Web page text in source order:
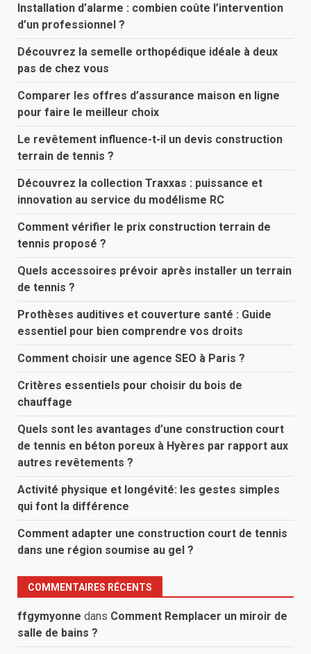
Installation d’alarme : combien coûte l’intervention
d’un professionnel ?
Découvrez la semelle orthopédique idéale à deux
pas de chez vous
Comparer les offres d’assurance maison en ligne
pour faire le meilleur choix
Le revêtement influence-t-il un devis construction
terrain de tennis ?
Découvrez la collection Traxxas : puissance et
innovation au service du modélisme RC
Comment vérifier le prix construction terrain de
tennis proposé ?
Quels accessoires prévoir après installer un terrain
de tennis ?
Prothèses auditives et couverture santé : Guide
essentiel pour bien comprendre vos droits
Comment choisir une agence SEO à Paris ?
Critères essentiels pour choisir du bois de
chauffage
Quels sont les avantages d’une construction court
de tennis en béton poreux à Hyères par rapport aux
autres revêtements ?
Activité physique et longévité: les gestes simples
qui font la différence
Comment adapter une construction court de tennis
dans une région soumise au gel ?
COMMENTAIRES RÉCENTS
ffgymyonne dans Comment Remplacer un miroir de
salle de bains ?